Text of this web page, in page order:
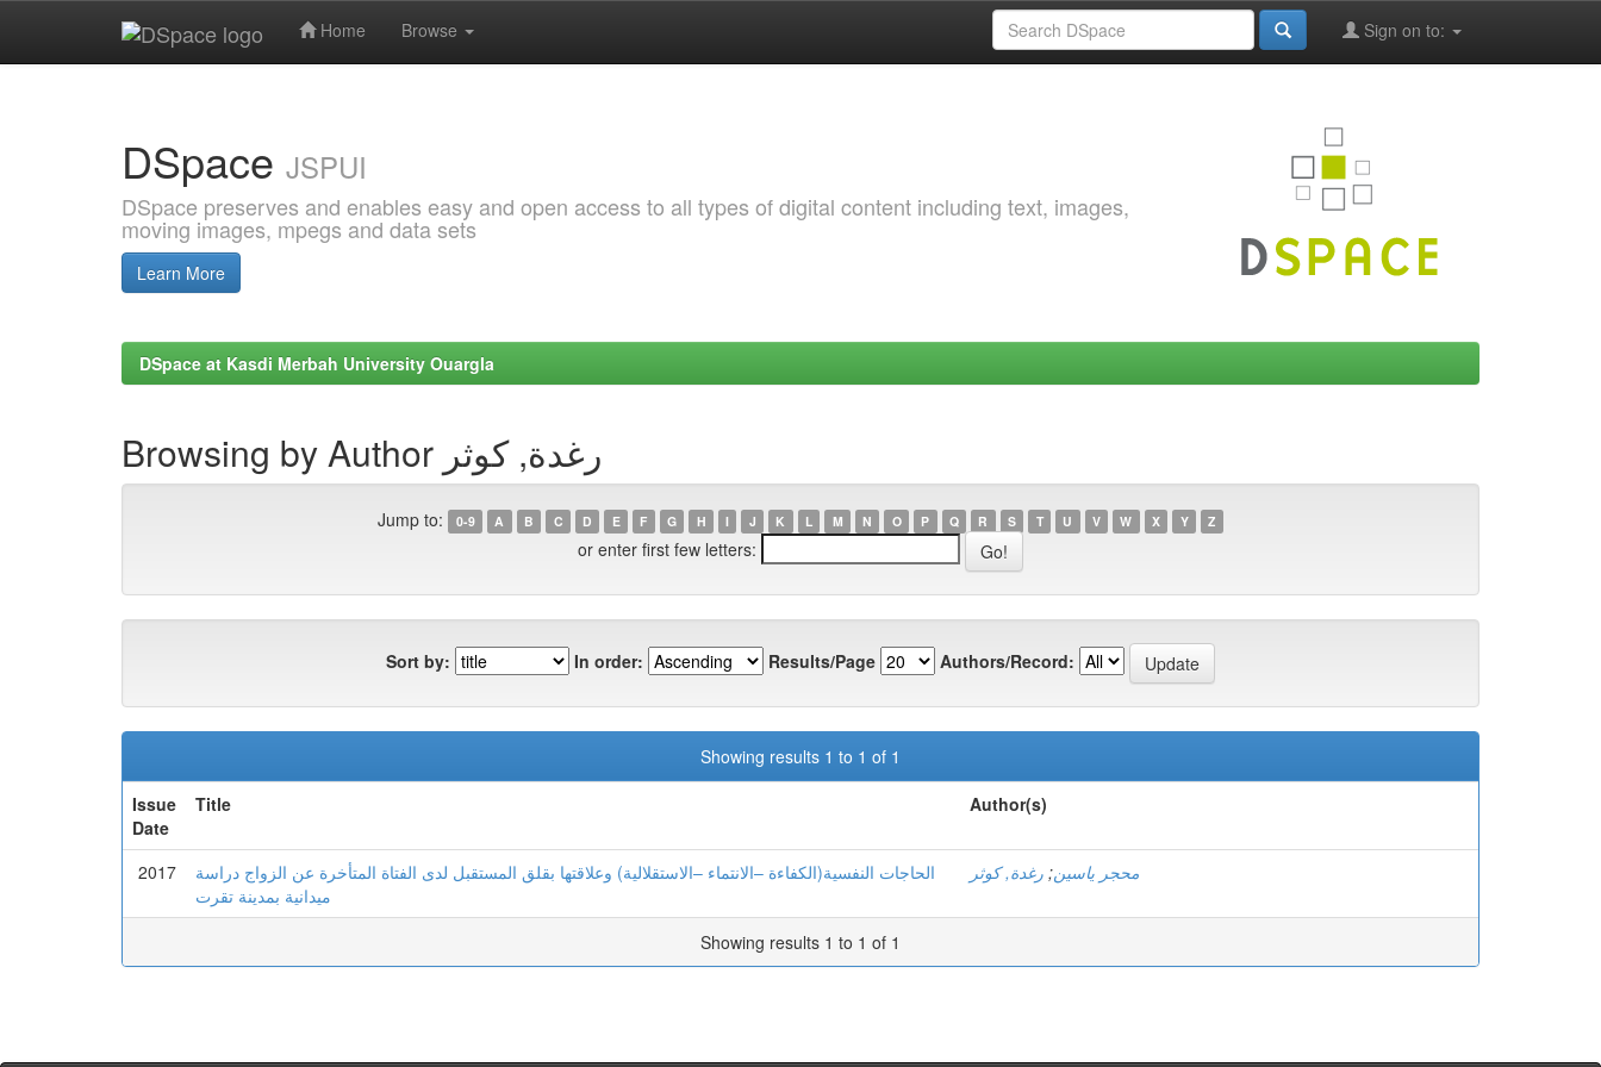
Home Browse Sign on to:
DSpace JSPUI
DSpace preserves and enables easy and open access to all types of digital content including text, images,
moving images, mpegs and data sets
Learn More
DSpace at Kasdi Merbah University Ouargla
Browsing by Author رغدة, كوثر
Jump to: 0-9 A B C D E F G H I J K L M N O P Q R S T U V W X Y Z
or enter first few letters:
Sort by: In order: Results/Page Authors/Record:
Showing results 1 to 1 of 1
Issue
Date
Title Author(s)
2017
الحاجات النفسية(الكفاءة –الانتماء –الاستقلالية) وعلاقتها بقلق المستقبل لدى الفتاة المتأخرة عن الزواج دراسة
ميدانية بمدينة تقرت
محجر ياسين; رغدة, كوثر
Showing results 1 to 1 of 1